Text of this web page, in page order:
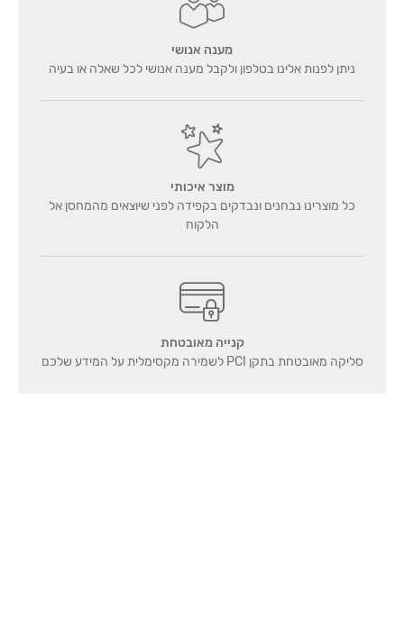
מענה אנושי
ניתן לפנות אלינו בטלפון ולקבל מענה אנושי לכל שאלה או בעיה
מוצר איכותי
כל מוצרינו נבחנים ונבדקים בקפידה לפני שיוצאים מהמחסן אל
הלקוח
קנייה מאובטחת
סליקה מאובטחת בתקן PCI לשמירה מקסימלית על המידע שלכם